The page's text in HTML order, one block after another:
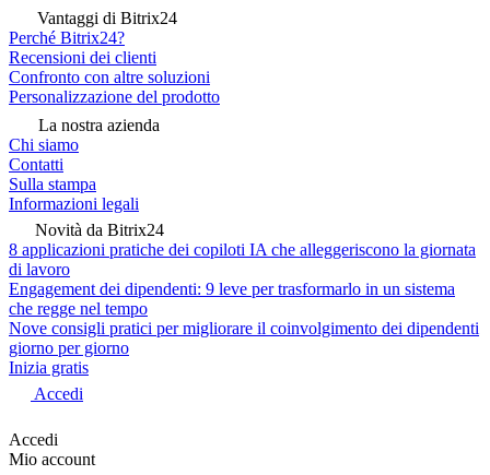
Vantaggi di Bitrix24
Perché Bitrix24?
Recensioni dei clienti
Confronto con altre soluzioni
Personalizzazione del prodotto
La nostra azienda
Chi siamo
Contatti
Sulla stampa
Informazioni legali
Novità da Bitrix24
8 applicazioni pratiche dei copiloti IA che alleggeriscono la giornata
di lavoro
Engagement dei dipendenti: 9 leve per trasformarlo in un sistema
che regge nel tempo
Nove consigli pratici per migliorare il coinvolgimento dei dipendenti
giorno per giorno
Inizia gratis
Accedi
Accedi
Mio account